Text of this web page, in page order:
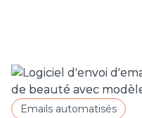
Emails automatisés